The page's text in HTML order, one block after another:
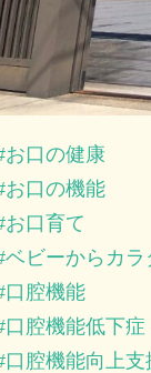
お口の健康
お口の機能
お口育て
ベビーからカ
口腔機能
口腔機能低下症
口腔機能向上支